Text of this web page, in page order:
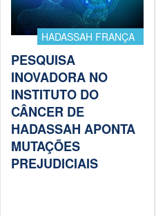
HADASSAH FRANÇA
PESQUISA
INOVADORA NO
INSTITUTO DO
CÂNCER DE
HADASSAH APONTA
MUTAÇÕES
PREJUDICIAIS